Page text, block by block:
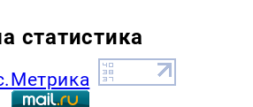
статистика